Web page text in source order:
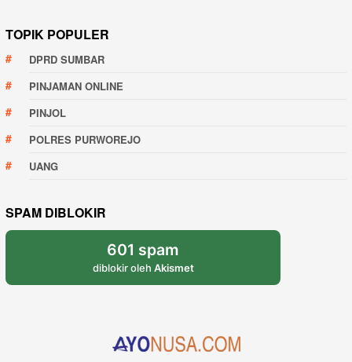
TOPIK POPULER
DPRD SUMBAR
PINJAMAN ONLINE
PINJOL
POLRES PURWOREJO
UANG
SPAM DIBLOKIR
601 spam
diblokir oleh Akismet